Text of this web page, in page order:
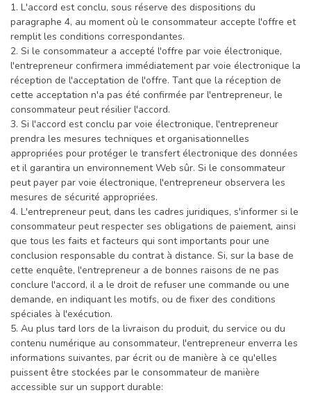
1. L'accord est conclu, sous réserve des dispositions du
paragraphe 4, au moment où le consommateur accepte l'offre et
remplit les conditions correspondantes.
2. Si le consommateur a accepté l'offre par voie électronique,
l'entrepreneur confirmera immédiatement par voie électronique la
réception de l'acceptation de l'offre. Tant que la réception de
cette acceptation n'a pas été confirmée par l'entrepreneur, le
consommateur peut résilier l'accord.
3. Si l'accord est conclu par voie électronique, l'entrepreneur
prendra les mesures techniques et organisationnelles
appropriées pour protéger le transfert électronique des données
et il garantira un environnement Web sûr. Si le consommateur
peut payer par voie électronique, l'entrepreneur observera les
mesures de sécurité appropriées.
4. L'entrepreneur peut, dans les cadres juridiques, s'informer si le
consommateur peut respecter ses obligations de paiement, ainsi
que tous les faits et facteurs qui sont importants pour une
conclusion responsable du contrat à distance. Si, sur la base de
cette enquête, l'entrepreneur a de bonnes raisons de ne pas
conclure l'accord, il a le droit de refuser une commande ou une
demande, en indiquant les motifs, ou de fixer des conditions
spéciales à l'exécution.
5. Au plus tard lors de la livraison du produit, du service ou du
contenu numérique au consommateur, l'entrepreneur enverra les
informations suivantes, par écrit ou de manière à ce qu'elles
puissent être stockées par le consommateur de manière
accessible sur un support durable: